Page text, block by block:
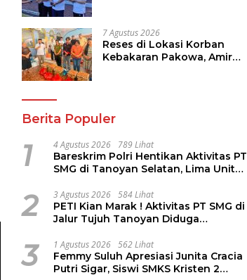
Pajak Kendaraan
7 Agustus 2026
Reses di Lokasi Korban
Kebakaran Pakowa, Amir
Berita Populer
1 4 Agustus 2026 789 Lihat
Bareskrim Polri Hentikan Aktivitas PT
SMG di Tanoyan Selatan, Lima Unit
2 3 Agustus 2026 584 Lihat
PETI Kian Marak ! Aktivitas PT SMG di
Jalur Tujuh Tanoyan Diduga
3 1 Agustus 2026 562 Lihat
Femmy Suluh Apresiasi Junita Cracia
Putri Sigar, Siswi SMKS Kristen 2